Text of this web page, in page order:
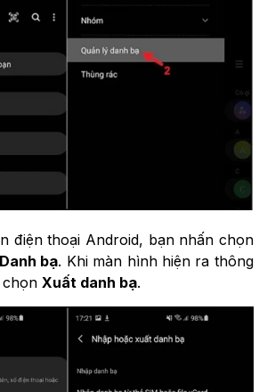
điện thoại Android, bạn nhấn chọn
bạ. Khi màn hình hiện ra thông
Xuất danh bạ.